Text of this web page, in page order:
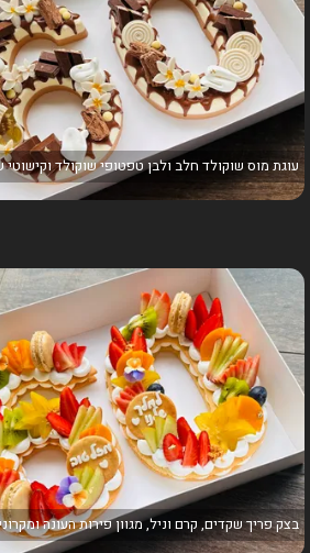
עוגת מוס שוקולד חלב ולבן טפטופי שוקולד וקישוטי
בצק פריך שקדים, קרם וניל, מגוון פירות העונה